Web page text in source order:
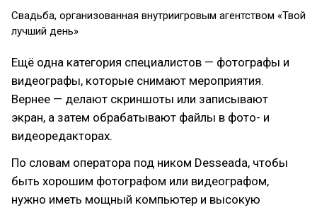
​Свадьба, организованная внутриигровым агентством «Твой
лучший день»
Ещё одна категория специалистов — фотографы и
видеографы, которые снимают мероприятия.
Вернее — делают скриншоты или записывают
экран, а затем обрабатывают файлы в фото- и
видеоредакторах.
По словам оператора под ником Desseada, чтобы
быть хорошим фотографом или видеографом,
нужно иметь мощный компьютер и высокую